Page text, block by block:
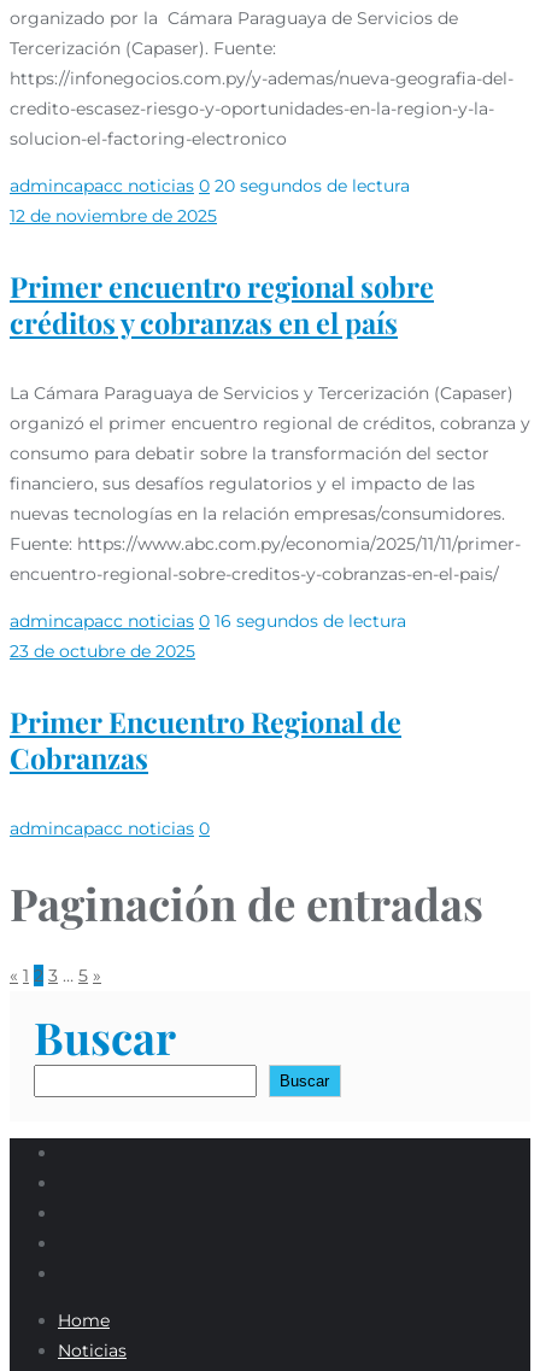
organizado por la Cámara Paraguaya de Servicios de
Tercerización (Capaser). Fuente:
https://infonegocios.com.py/y-ademas/nueva-geografia-del-
credito-escasez-riesgo-y-oportunidades-en-la-region-y-la-
solucion-el-factoring-electronico
admincapacc noticias 0 20 segundos de lectura
12 de noviembre de 2025
Primer encuentro regional sobre
créditos y cobranzas en el país
La Cámara Paraguaya de Servicios y Tercerización (Capaser)
organizó el primer encuentro regional de créditos, cobranza y
consumo para debatir sobre la transformación del sector
financiero, sus desafíos regulatorios y el impacto de las
nuevas tecnologías en la relación empresas/consumidores.
Fuente: https://www.abc.com.py/economia/2025/11/11/primer-
encuentro-regional-sobre-creditos-y-cobranzas-en-el-pais/
admincapacc noticias 0 16 segundos de lectura
23 de octubre de 2025
Primer Encuentro Regional de
Cobranzas
admincapacc noticias 0
Paginación de entradas
« 1 2 3 … 5 »
Buscar
Buscar
Home
Noticias